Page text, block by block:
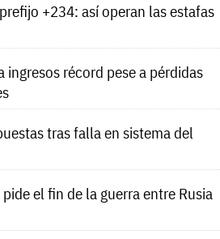
+234: así operan las estafas
ingresos récord pese a pérdidas
tras falla en sistema del
el fin de la guerra entre Rusia